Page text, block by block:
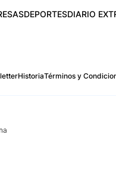
DEPORTESDIARIO
HistoriaTérminos y